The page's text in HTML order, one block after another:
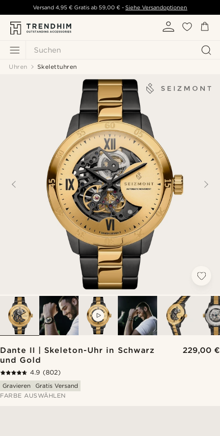
Suchen
Versand 4,95 € Gratis ab 59,00 € - Siehe Versandoptionen
Uhren Skelettuhren
Dante II | Skeleton-Uhr in Schwarz
und Gold
229,00 €
4.9 (802)
Gravieren
Gratis Versand
FARBE AUSWÄHLEN